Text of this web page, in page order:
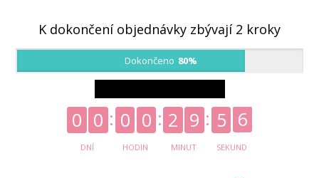
K dokončení objednávky zbývají 2 kroky
Dokončeno 80%
0 0
DNÍ
0 0
HODIN
2 9
MINUT
5 6
SEKUND